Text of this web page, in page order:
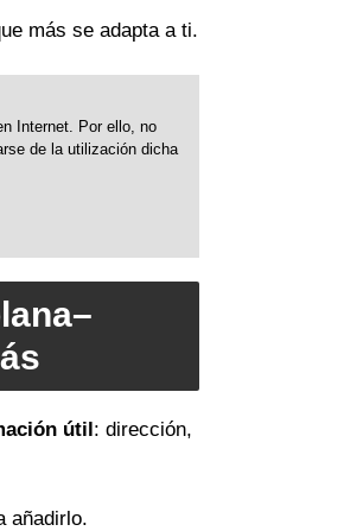
más se adapta a ti.
Internet. Por ello, no
de la utilización dicha
útil: dirección,
añadirlo.